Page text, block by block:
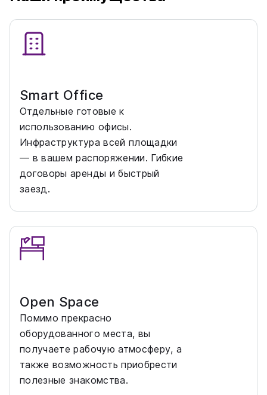
Smart Office
Отдельные готовые к
использованию офисы.
Инфраструктура всей площадки
— в вашем распоряжении. Гибкие
договоры аренды и быстрый
заезд.
Open Space
Помимо прекрасно
оборудованного места, вы
получаете рабочую атмосферу, а
также возможность приобрести
полезные знакомства.